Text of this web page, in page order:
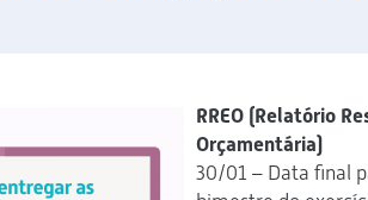
RREO (Relatório
Orçamentária)
30/01 – Data final